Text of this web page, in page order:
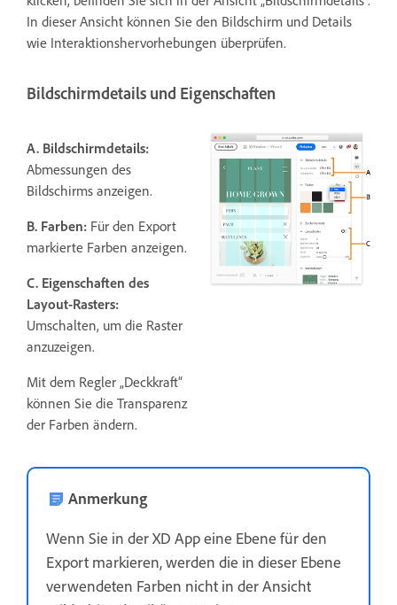
In dieser Ansicht können Sie den Bildschirm und Details
wie Interaktionshervorhebungen überprüfen.
Bildschirmdetails und Eigenschaften
A. Bildschirmdetails:
Abmessungen des
Bildschirms anzeigen.
B. Farben: Für den Export
markierte Farben anzeigen.
C. Eigenschaften des
Layout-Rasters:
Umschalten, um die Raster
anzuzeigen.
Mit dem Regler „Deckkraft“
können Sie die Transparenz
der Farben ändern.
Anmerkung
Wenn Sie in der XD App eine Ebene für den
Export markieren, werden die in dieser Ebene
verwendeten Farben nicht in der Ansicht